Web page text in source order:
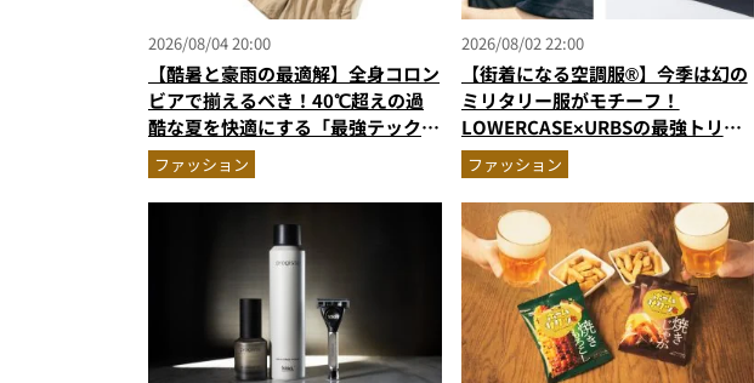
2026/08/04 20:00
【酷暑と豪雨の最適解】全身コロン
ビアで揃えるべき！40℃超えの過
酷な夏を快適にする「最強テックウ
エア」セットアップ
ファッション
2026/08/02 22:00
【街着になる空調服®】今季は幻の
ミリタリー服がモチーフ！
LOWERCASE×URBSの最強トリプ
ルコラボベストが進化
ファッション